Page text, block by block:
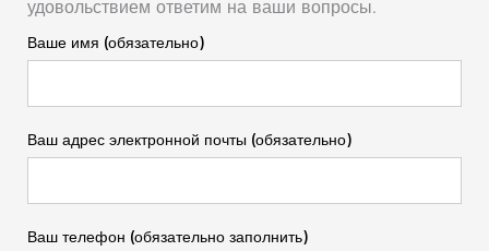
удовольствием ответим на ваши вопросы.
Ваше имя (обязательно)
Ваш адрес электронной почты (обязательно)
Ваш телефон (обязательно заполнить)